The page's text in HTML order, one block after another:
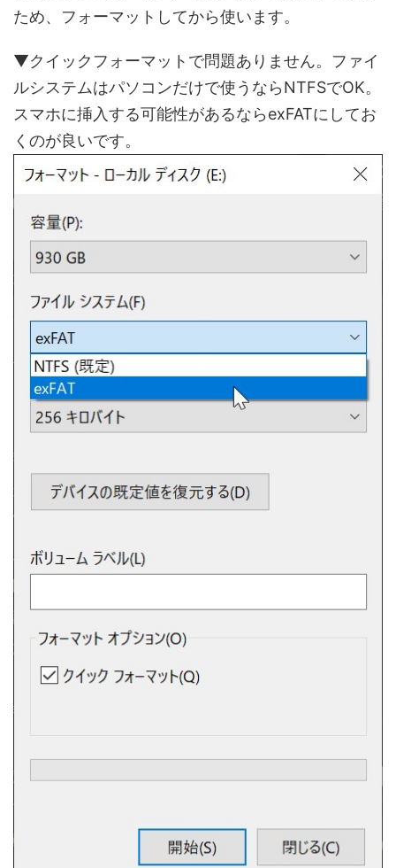
ため、フォーマットしてから使います。
▼クイックフォーマットで問題ありません。ファイ
ルシステムはパソコンだけで使うならNTFSでOK。
スマホに挿入する可能性があるならexFATにしてお
くのが良いです。